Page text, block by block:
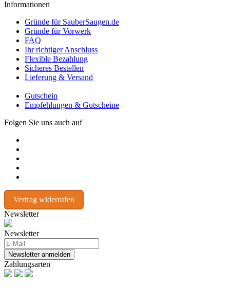
Informationen
Gründe für SauberSaugen.de
Gründe für Vorwerk
FAQ
Ihr richtiger Anschluss
Flexible Bezahlung
Sicheres Bestellen
Lieferung & Versand
Gutschein
Empfehlungen & Gutscheine
Folgen Sie uns auch auf
Vertrag widerrufen
Newsletter
Newsletter
Newsletter anmelden
Zahlungsarten